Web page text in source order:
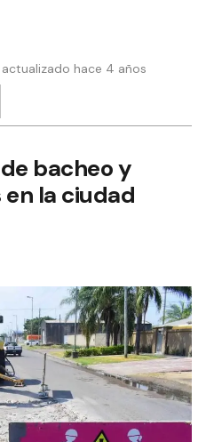
hace 4 años
bacheo y
la ciudad